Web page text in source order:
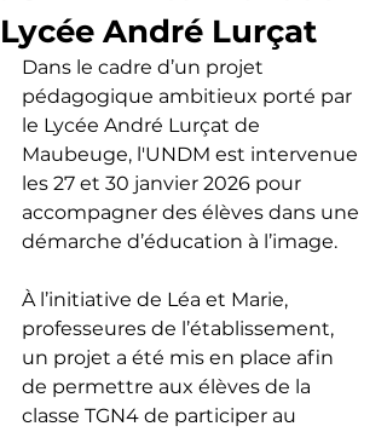
Lycée André Lurçat
Dans le cadre d’un projet
pédagogique ambitieux porté par
le Lycée André Lurçat de
Maubeuge, l'UNDM est intervenue
les 27 et 30 janvier 2026 pour
accompagner des élèves dans une
démarche d’éducation à l’image.
À l’initiative de Léa et Marie,
professeures de l’établissement,
un projet a été mis en place afin
de permettre aux élèves de la
classe TGN4 de participer au